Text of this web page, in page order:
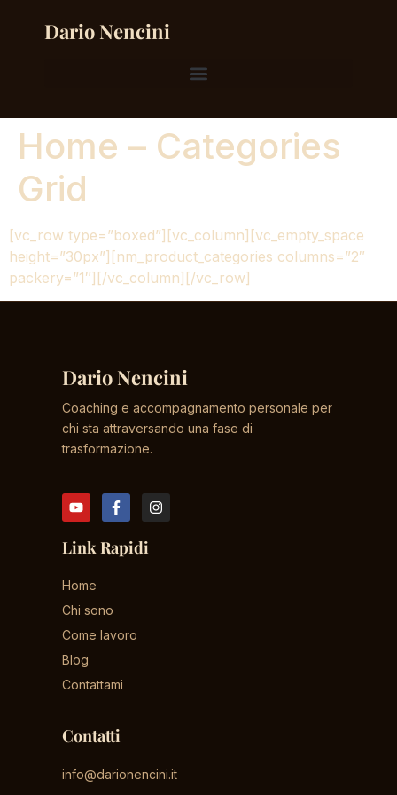
Dario Nencini
Home – Categories
Grid
[vc_row type=”boxed”][vc_column][vc_empty_space
height=”30px”][nm_product_categories columns=”2″
packery=”1″][/vc_column][/vc_row]
Dario Nencini
Coaching e accompagnamento personale per
chi sta attraversando una fase di
trasformazione.
Link Rapidi
Home
Chi sono
Come lavoro
Blog
Contattami
Contatti
info@darionencini.it